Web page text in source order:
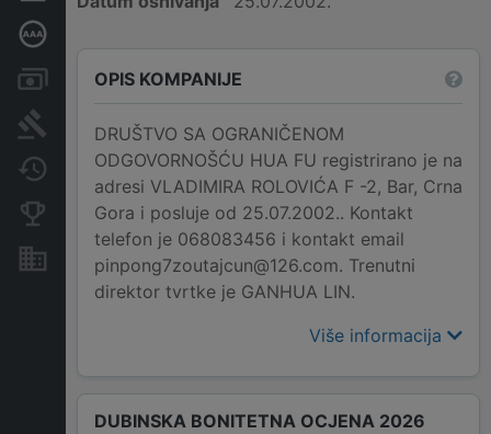
Računi i blokade
Arhiva sudskih objava
Promjene
Konkurentne kompanije
Nekretnine i imovina
OPIS KOMPANIJE
DRUŠTVO SA OGRANIČENOM
ODGOVORNOŠĆU HUA FU registrirano je na
adresi VLADIMIRA ROLOVIĆA F -2, Bar, Crna
Gora i posluje od 25.07.2002.. Kontakt
telefon je 068083456 i kontakt email
pinpong7zoutajcun@126.com. Trenutni
direktor tvrtke je GANHUA LIN.
Više informacija
DUBINSKA BONITETNA OCJENA 2026